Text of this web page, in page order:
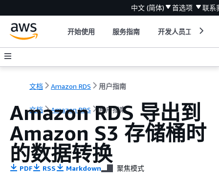
中文 (简体) 首选项 联系
开始使用 服务指南 开发人员工具
文档 Amazon RDS 用户指南
文档 Amazon RDS 用户指南
Amazon RDS 导出到
Amazon S3 存储桶时
的数据转换
PDF RSS Markdown 聚焦模式